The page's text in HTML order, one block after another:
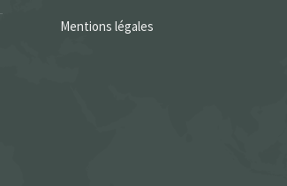
Mentions légales